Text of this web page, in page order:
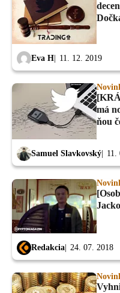
Eva H 11. 12. 2019
má
ňou
Samuel Slavkovský 11.
Redakcia 24. 07. 2018